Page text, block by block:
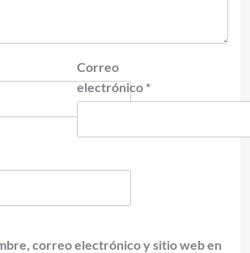
Correo
electrónico *
correo electrónico y sitio web en